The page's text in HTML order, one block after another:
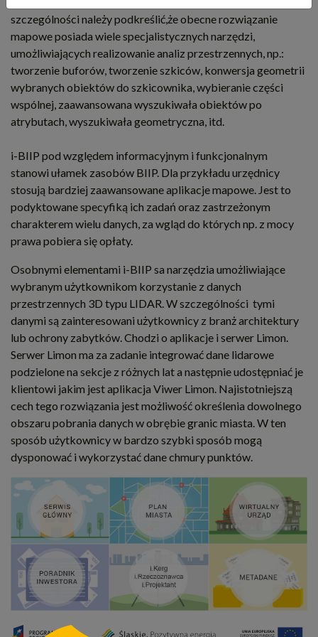
szczególności należy podkreślić,że obecne rozwiązanie
mapowe posiada wiele specjalistycznych narzędzi,
umożliwiających realizowanie analiz przestrzennych, np.:
tworzenie buforów, tworzenie szkiców, konwersja geometrii
wybranych obiektów do szkicownika, wybieranie części
wspólnej, zaawansowana wyszukiwała obiektów po
atrybutach, wyszukiwała geometryczna, itd.
i-BIIP pod względem informacyjnym i funkcjonalnym
stanowi ułamek zasobów BIIP. Dla przykładu urzędnicy
stosują bardziej zaawansowane aplikacje mapowe. Jest to
podyktowane specyfiką ich zadań oraz zastrzeżonym
charakterem wielu danych, za wgląd do których np. z mocy
prawa pobiera się opłaty.
Osobnymi elementami i-BIIP sa narzędzia umożliwiające
wybranym użytkownikom korzystanie z danych
przestrzennych 3D typu LIDAR. W szczególności tymi
danymi są zainteresowani użytkownicy z branż architektury
lub ochrony zabytków. Chodzi o aplikacje i serwer Limon.
Serwer Limon ma za zadanie integrować dane lidarowe
podzielone na sekcje z różnych lat a następnie udostępniać je
klientowi jakim jest aplikacja Viwer Limon. Najistotniejszą
cech tego rozwiązania jest możliwość określenia dowolnego
obszaru pobrania danych w obrębie granic miasta. W ten
sposób użytkownicy w bardzo szybki sposób mogą
dysponować i wykorzystać dane chmury punktów.